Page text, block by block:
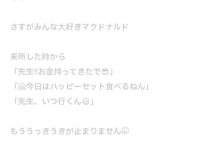
さすがみんな大好きマクドナルド
来所した時から
「先生‼お金持ってきたで😎」
「🤗今日はハッピーセット食べるねん」
「先生、いつ行くん😃」
もううっきうきが止まりません🤭